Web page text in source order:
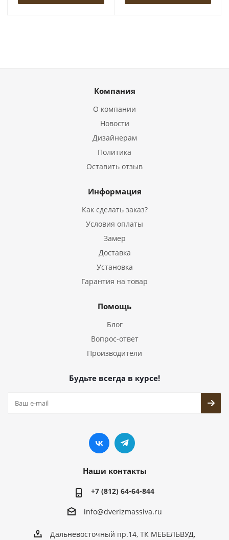
Компания
О компании
Новости
Дизайнерам
Политика
Оставить отзыв
Информация
Как сделать заказ?
Условия оплаты
Замер
Доставка
Установка
Гарантия на товар
Помощь
Блог
Вопрос-ответ
Производители
Будьте всегда в курсе!
Наши контакты
+7 (812) 64-64-844
info@dverizmassiva.ru
Дальневосточный пр.14, ТК МЕБЕЛЬВУД,